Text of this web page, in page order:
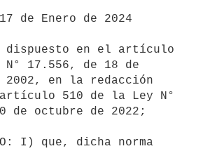
de Enero de 2024
17.556, de 18 de
2002, en la redacción
510 de la Ley N°
de octubre de 2022;